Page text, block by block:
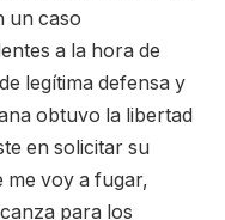
un caso
a la hora de
legítima defensa y
obtuvo la libertad
en solicitar su
me voy a fugar,
para los